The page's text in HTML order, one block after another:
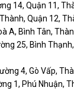
14, Quận 11,
Quận 12,
A, Bình Tân,
25, Bình
4, Gò Vấp,
1, Phú Nhuận,